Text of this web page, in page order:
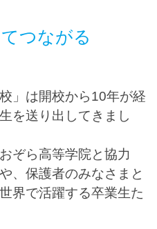
つながる
」は開校から10年が経
を送り出してきまし
ぞら高等学院と協力
、保護者のみなさまと
界で活躍する卒業生た